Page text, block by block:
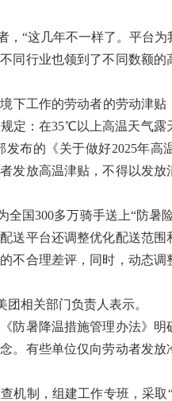
“这几年不一样了。平台为
同行业也领到了不同数额
工作的劳动者的劳动津贴
定：在35℃以上高温天气露
布的《关于做好2025年高
发放高温津贴，不得以发
国300多万骑手送上“防暑
送平台还调整优化配送范
不合理差评，同时，动态
相关部门负责人表示。
暑降温措施管理办法》明
。有些单位仅向劳动者发
制，组建工作专班，采取